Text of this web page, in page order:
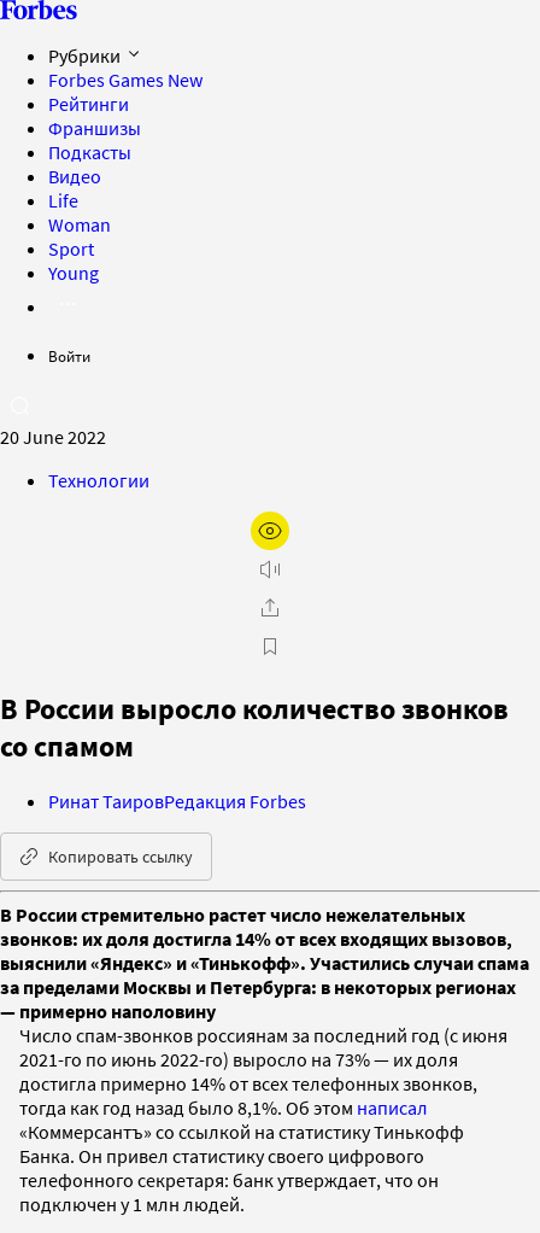
Рубрики
Forbes Games New
Рейтинги
Франшизы
Подкасты
Видео
Life
Woman
Sport
Young
Войти
20 June 2022
Технологии
В России выросло количество звонков
со спамом
Ринат ТаировРедакция Forbes
Копировать ссылку
В России стремительно растет число нежелательных
звонков: их доля достигла 14% от всех входящих вызовов,
выяснили «Яндекс» и «Тинькофф». Участились случаи спама
за пределами Москвы и Петербурга: в некоторых регионах
— примерно наполовину
Число спам-звонков россиянам за последний год (с июня
2021-го по июнь 2022-го) выросло на 73% — их доля
достигла примерно 14% от всех телефонных звонков,
тогда как год назад было 8,1%. Об этом написал
«Коммерсантъ» со ссылкой на статистику Тинькофф
Банка. Он привел статистику своего цифрового
телефонного секретаря: банк утверждает, что он
подключен у 1 млн людей.